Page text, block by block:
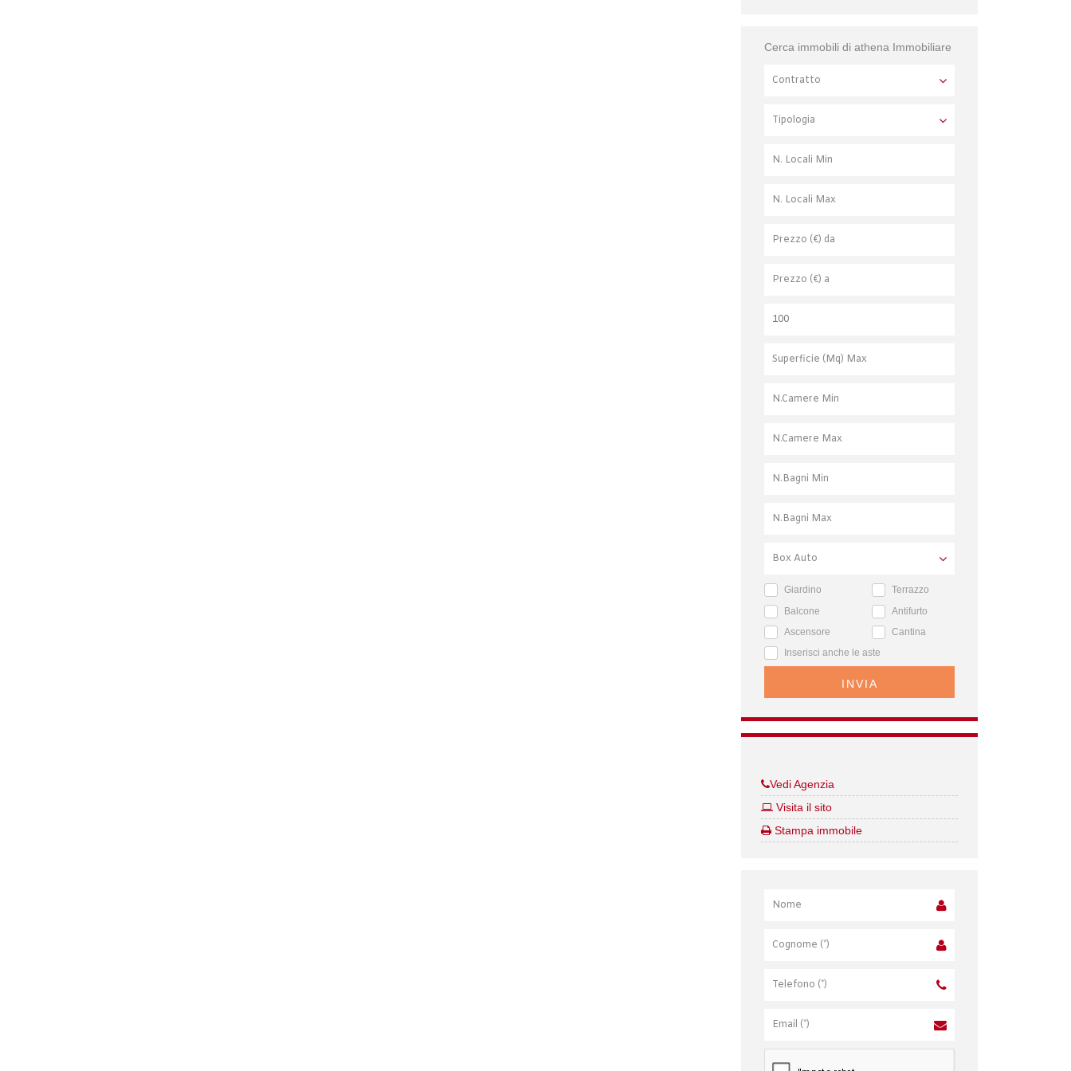
Cerca immobili di athena Immobiliare
Giardino
Terrazzo
Balcone
Antifurto
Ascensore
Cantina
Inserisci anche le aste
INVIA
Vedi Agenzia
Visita il sito
Stampa immobile